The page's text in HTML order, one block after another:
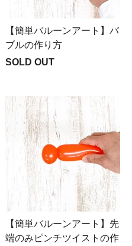
【簡単バルーンアート】バ
ブルの作り方
SOLD OUT
【簡単バルーンアート】先
端のみピンチツイストの作